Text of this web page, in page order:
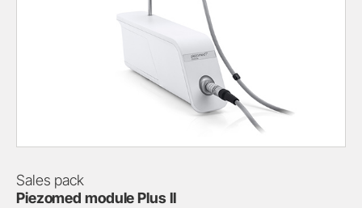
Sales pack
Piezomed module Plus II